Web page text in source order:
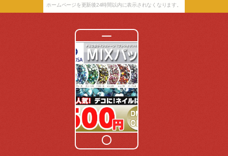
ホームページを更新後24時間以内に表示されなくなります。